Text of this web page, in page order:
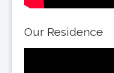
Our Residence